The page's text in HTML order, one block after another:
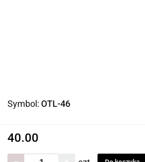
Symbol: OTL-46
40.00